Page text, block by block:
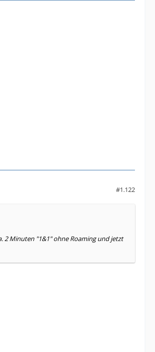
#1.122
2 Minuten "1&1" ohne Roaming und jetzt